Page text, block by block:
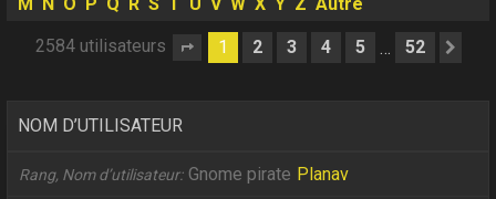
2584 utilisateurs Page 1sur52
1 2 3 4 5 … 52
NOM D’UTILISATEUR
Rang, Nom d’utilisateur Gnome pirate Planav